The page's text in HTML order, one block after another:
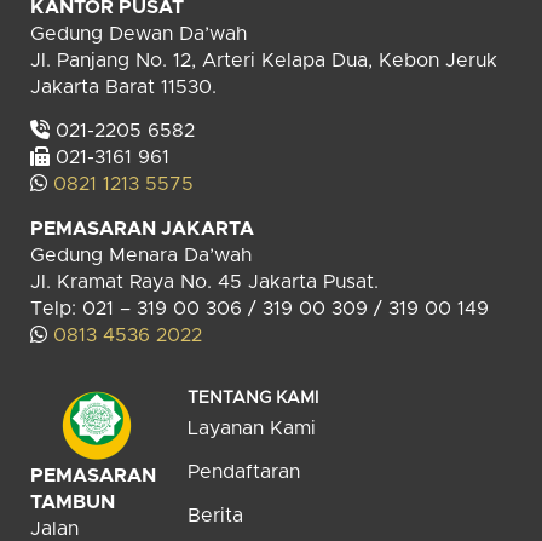
KANTOR PUSAT
Gedung Dewan Da’wah
Jl. Panjang No. 12, Arteri Kelapa Dua, Kebon Jeruk
Jakarta Barat 11530.
021-2205 6582
021-3161 961
0821 1213 5575
PEMASARAN JAKARTA
Gedung Menara Da’wah
Jl. Kramat Raya No. 45 Jakarta Pusat.
Telp: 021 – 319 00 306 / 319 00 309 / 319 00 149
0813 4536 2022
PEMASARAN
TAMBUN
Jalan
TENTANG KAMI
Layanan Kami
Pendaftaran
Berita